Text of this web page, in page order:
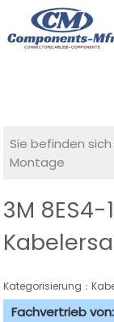
Sie befinden sich
Montage
3M 8ES4-
Kategorisierung：
Fachvertrieb